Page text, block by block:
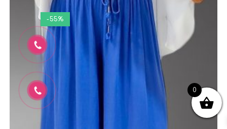
-55%
0